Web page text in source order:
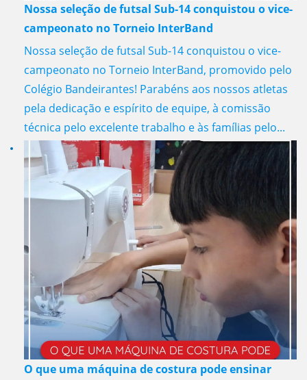
Nossa seleção de futsal Sub-14 conquistou o vice-
campeonato no Torneio InterBand
Nossa seleção de futsal Sub-14 conquistou o vice-
campeonato no Torneio InterBand, promovido pelo
Colégio Bandeirantes! Parabéns aos nossos atletas
pela dedicação e espírito de equipe, à comissão
técnica pelo excelente trabalho e às famílias pelo...
O que uma máquina de costura pode ensinar